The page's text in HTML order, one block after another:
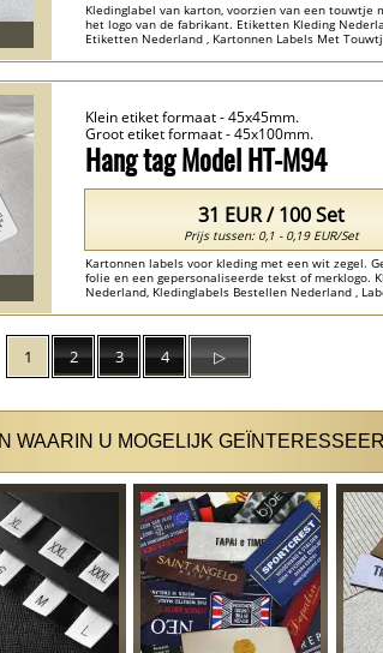
Kledinglabel van karton, voorzien van een touwtje
het logo van de fabrikant. Etiketten Kleding
Etiketten Nederland , Kartonnen Labels Met
Hang tag Model HT-M94
Klein etiket formaat - 45x45mm.
Groot etiket formaat - 45x100mm.
Kartonnen labels voor kleding met een wit zegel.
folie en een gepersonaliseerde tekst of merklogo.
Nederland, Kledinglabels Bestellen Nederland ,
31 EUR / 100 Set
Prijs tussen: 0,1 - 0,19 EUR/Set
1 2 3 4 ▷
WAARIN U MOGELIJK